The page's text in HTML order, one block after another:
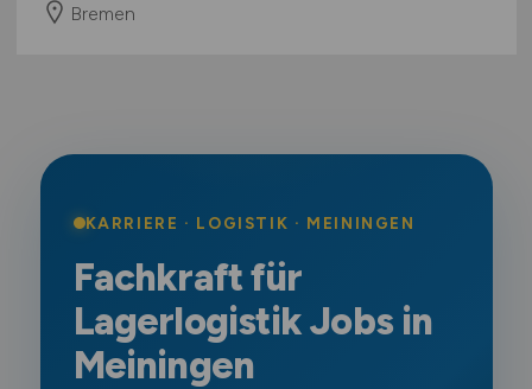
Bremen
KARRIERE · LOGISTIK · MEININGEN
Fachkraft für
Lagerlogistik Jobs in
Meiningen